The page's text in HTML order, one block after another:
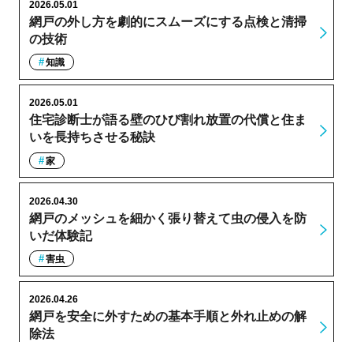
網戸の外し方を劇的にスムーズにする点検と清掃
の技術
2026.05.01
知識
住宅診断士が語る壁のひび割れ放置の代償と住ま
いを長持ちさせる秘訣
2026.05.01
家
網戸のメッシュを細かく張り替えて虫の侵入を防
いだ体験記
2026.04.30
害虫
網戸を安全に外すための基本手順と外れ止めの解
除法
2026.04.26